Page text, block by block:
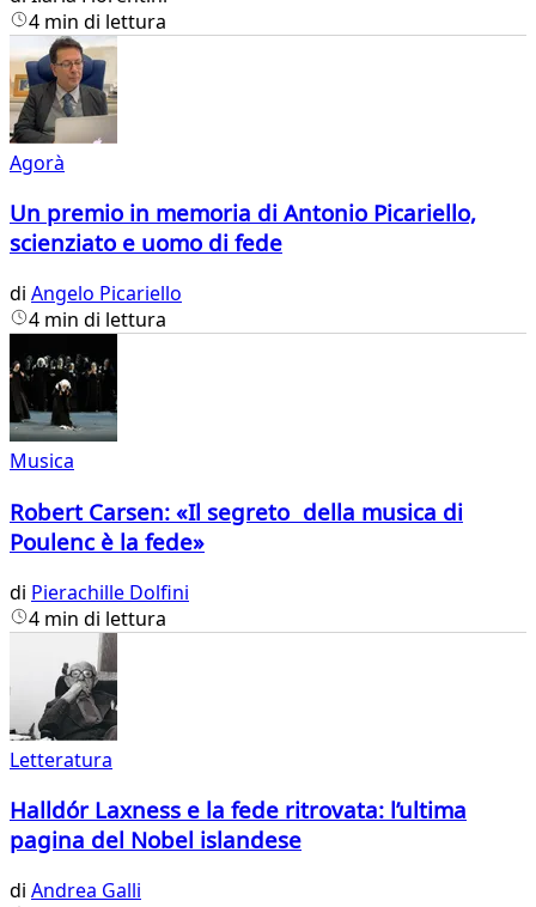
4 min di lettura
Agorà
Un premio in memoria di Antonio Picariello,
scienziato e uomo di fede
di Angelo Picariello
4 min di lettura
Musica
Robert Carsen: «Il segreto della musica di
Poulenc è la fede»
di Pierachille Dolfini
4 min di lettura
Letteratura
Halldór Laxness e la fede ritrovata: l’ultima
pagina del Nobel islandese
di Andrea Galli